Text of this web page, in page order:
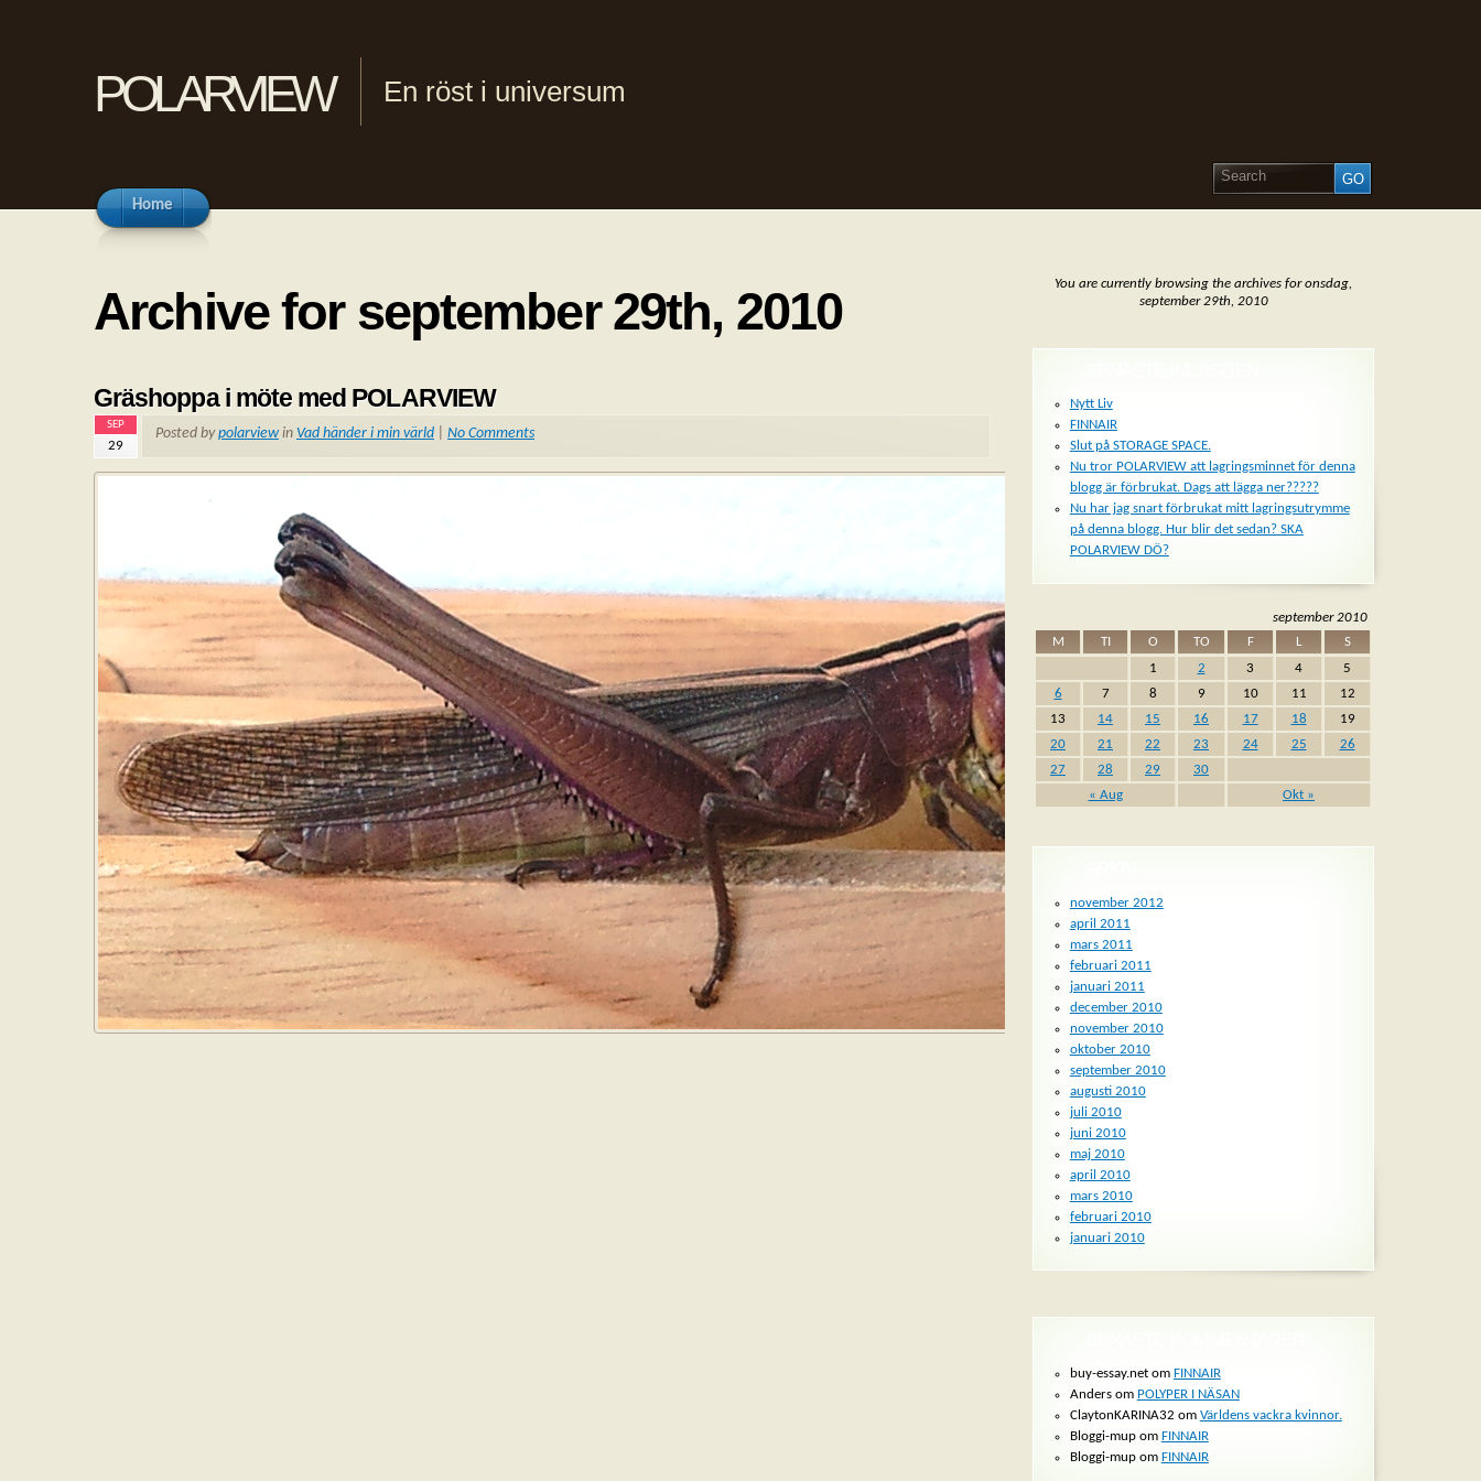
polarview En röst i universum
Home
Archive for september 29th, 2010
Gräshoppa i möte med POLARVIEW
SEP
29
Posted bypolarview in Vad händer i min värld No Comments
You are currently browsing the archives for onsdag,
september 29th, 2010
Nytt Liv
FINNAIR
Slut på STORAGE SPACE.
Nu tror POLARVIEW att lagringsminnet för denna
blogg är förbrukat. Dags att lägga ner?????
Nu har jag snart förbrukat mitt lagringsutrymme
på denna blogg. Hur blir det sedan? SKA
POLARVIEW DÖ?
september 2010
M
TI O TO F L S
« Aug Okt »
1 2 3 4
5
6
7 8 9 10 11
12
13
14 15 16 17 18
19
20
21 22 23 24 25
26
27
28 29 30
november 2012
april 2011
mars 2011
februari 2011
januari 2011
december 2010
november 2010
oktober 2010
september 2010
augusti 2010
juli 2010
juni 2010
maj 2010
april 2010
mars 2010
februari 2010
januari 2010
buy-essay.net om FINNAIR
Anders om POLYPER I NÄSAN
ClaytonKARINA32 om Världens vackra kvinnor.
Bloggi-mup om FINNAIR
Bloggi-mup om FINNAIR